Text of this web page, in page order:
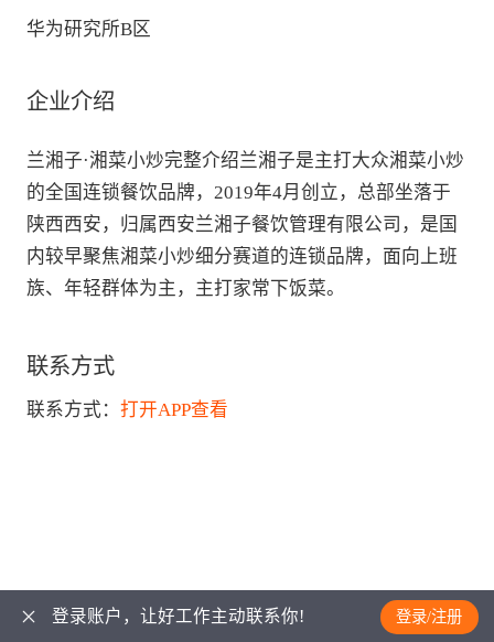
华为研究所B区
企业介绍
兰湘子·湘菜小炒完整介绍兰湘子是主打大众湘菜小炒
的全国连锁餐饮品牌，2019年4月创立，总部坐落于
陕西西安，归属西安兰湘子餐饮管理有限公司，是国
内较早聚焦湘菜小炒细分赛道的连锁品牌，面向上班
族、年轻群体为主，主打家常下饭菜。
联系方式
联系方式： 打开APP查看
登录账户，让好工作主动联系你! 登录/注册